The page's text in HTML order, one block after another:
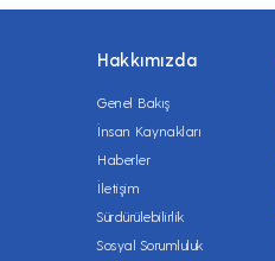
Hakkımızda
Genel Bakış
İnsan Kaynakları
Haberler
İletişim
Sürdürülebilirlik
Sosyal Sorumluluk